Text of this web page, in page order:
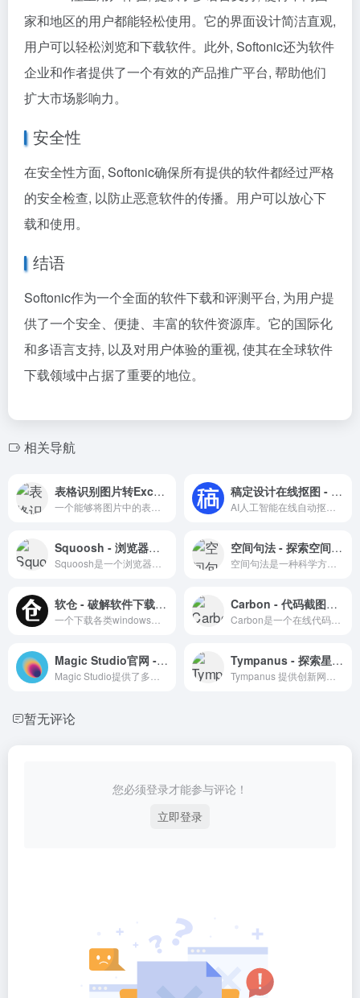
家和地区的用户都能轻松使用。它的界面设计简洁直观,
用户可以轻松浏览和下载软件。此外, Softonic还为软件
企业和作者提供了一个有效的产品推广平台, 帮助他们
扩大市场影响力。
安全性
在安全性方面, Softonic确保所有提供的软件都经过严格
的安全检查, 以防止恶意软件的传播。用户可以放心下
载和使用。
结语
Softonic作为一个全面的软件下载和评测平台, 为用户提
供了一个安全、便捷、丰富的软件资源库。它的国际化
和多语言支持, 以及对用户体验的重视, 使其在全球软件
下载领域中占据了重要的地位。
相关导航
表格识别图片转Excel - 智能图片处理工具 稿定设计在线抠图 - 免费AI一键智能抠图工具
Squoosh - 浏览器中的终极图片优化工具 空间句法 - 探索空间布局与社会现象的关系
软仓 - 破解软件下载仓库 Carbon - 代码截图美化工具
Magic Studio官网 - AI图片编辑工具｜在线抠图去背景 Tympanus - 探索星际穿梭动态特效背景
暂无评论
您必须登录才能参与评论！
立即登录